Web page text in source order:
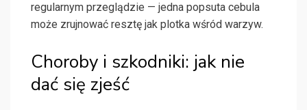
regularnym przeglądzie — jedna popsuta cebula
może zrujnować resztę jak plotka wśród warzyw.
Choroby i szkodniki: jak nie
dać się zjeść